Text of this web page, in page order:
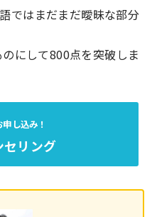
ではまだまだ曖昧な部分
にして800点を突破しま
し込み！
セリング